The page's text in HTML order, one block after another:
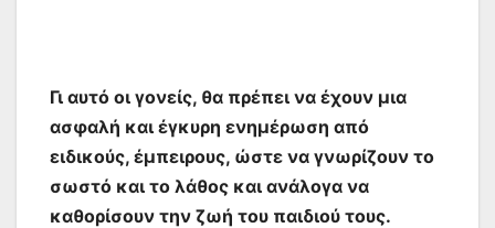
Γι αυτό οι γονείς, θα πρέπει να έχουν μια
ασφαλή και έγκυρη ενημέρωση από
ειδικούς, έμπειρους, ώστε να γνωρίζουν το
σωστό και το λάθος και ανάλογα να
καθορίσουν την ζωή του παιδιού τους.